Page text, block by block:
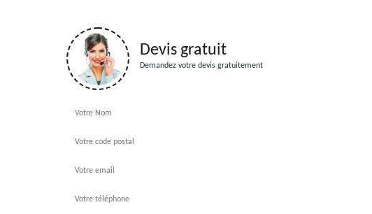
Devis gratuit
Demandez votre devis gratuitement